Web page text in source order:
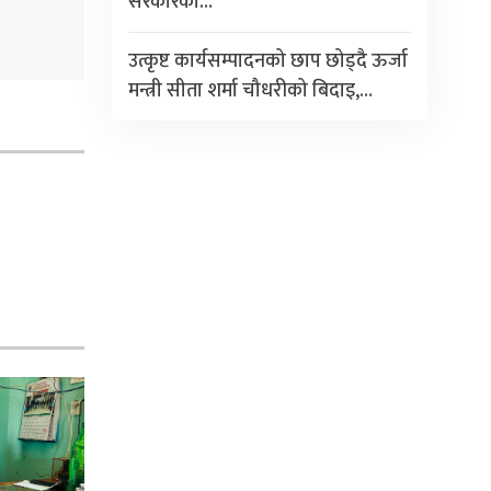
उत्कृष्ट कार्यसम्पादनको छाप छोड्दै ऊर्जा
मन्त्री सीता शर्मा चौधरीको बिदाइ,…